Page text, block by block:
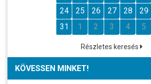
24
25 26 27 28 29
31
1 2 3 4 5
Részletes keresés
KÖVESSEN MINKET!